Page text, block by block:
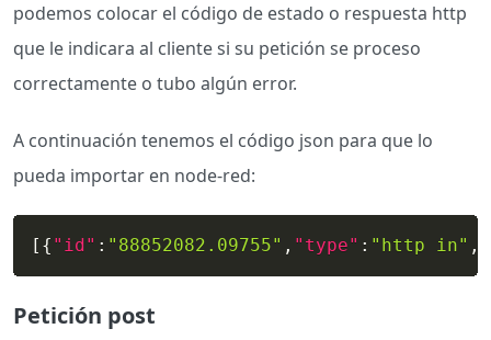
podemos colocar el código de estado o respuesta http
que le indicara al cliente si su petición se proceso
correctamente o tubo algún error.
A continuación tenemos el código json para que lo
pueda importar en node-red:
[ { "id" : "88852082.09755" , "type" : "http in" ,
Petición post